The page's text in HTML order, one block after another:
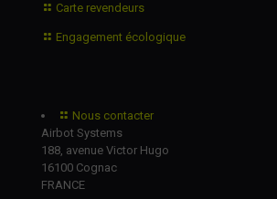
Carte revendeurs
Engagement écologique
Nous contacter
Airbot Systems
188, avenue Victor Hugo
16100 Cognac
FRANCE